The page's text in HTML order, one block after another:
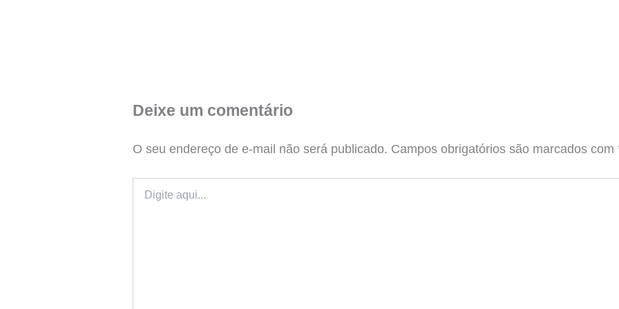
Deixe um comentário
O seu endereço de e-mail não será publicado. Campos obrigatórios são marcados com
aqui...